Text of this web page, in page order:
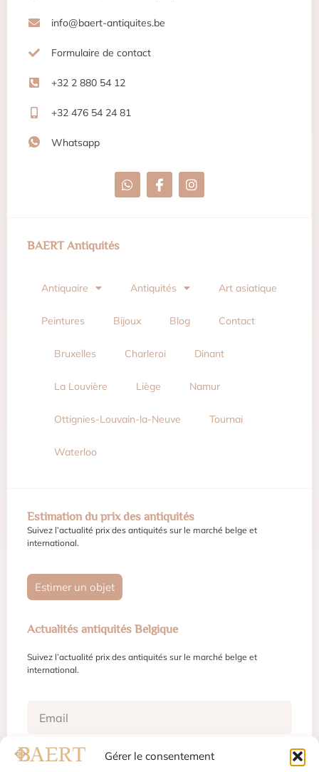
Gérer le consentement
info@baert-antiquites.be
Formulaire de contact
+32 2 880 54 12
+32 476 54 24 81
Whatsapp
BAERT Antiquités
Antiquaire Antiquités Art asiatique
Peintures Bijoux Blog Contact
Bruxelles Charleroi Dinant
La Louvière Liège Namur
Ottignies-Louvain-la-Neuve Tournai
Waterloo
Estimation du prix des antiquités
Suivez l’actualité prix des antiquités sur le marché belge et
international.
Estimer un objet
Actualités antiquités Belgique
Suivez l’actualité prix des antiquités sur le marché belge et
international.
S'inscrire